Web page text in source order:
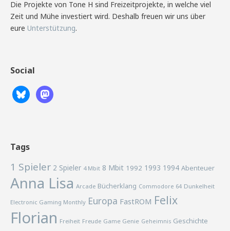
Die Projekte von Tone H sind Freizeitprojekte, in welche viel
Zeit und Mühe investiert wird. Deshalb freuen wir uns über
eure Unterstützung.
Social
Tags
1 Spieler 2 Spieler 4 Mbit 8 Mbit 1992 1993 1994 Abenteuer
Anna Lisa Arcade Bücherklang Commodore 64 Dunkelheit
Electronic Gaming Monthly Europa FastROM Felix
Florian Freiheit Freude Game Genie Geheimnis Geschichte